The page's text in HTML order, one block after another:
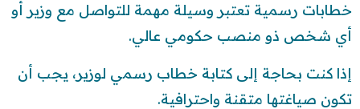
خطابات رسمية تعتبر وسيلة مهمة للتواصل مع وزير أو
أي شخص ذو منصب حكومي عالي.
إذا كنت بحاجة إلى كتابة خطاب رسمي لوزير، يجب أن
تكون صياغتها متقنة واحترافية.